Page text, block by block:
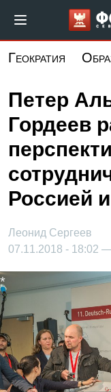
основному
Геократия
Петер
Гордеев
Россией
Леонид Сергеев
07.11.2018 - 18:02